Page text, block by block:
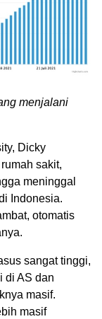
menjalani
Dicky
sakit,
meninggal
Indonesia.
otomatis
sangat tinggi,
di AS dan
masif.
masif